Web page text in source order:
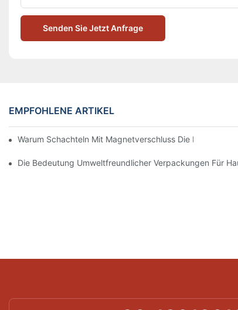
Senden Sie Jetzt Anfrage
EMPFOHLENE ARTIKEL
Warum Schachteln Mit Magnetverschluss Die Beste
Die Bedeutung Umweltfreundlicher Verpackungen Für